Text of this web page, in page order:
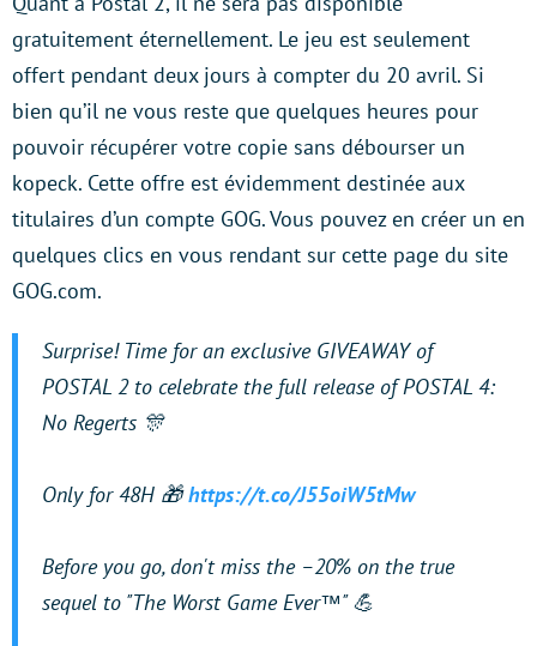
gratuitement éternellement. Le jeu est seulement
offert pendant deux jours à compter du 20 avril. Si
bien qu’il ne vous reste que quelques heures pour
pouvoir récupérer votre copie sans débourser un
kopeck. Cette offre est évidemment destinée aux
titulaires d’un compte GOG. Vous pouvez en créer un en
quelques clics en vous rendant sur cette page du site
GOG.com.
Surprise! Time for an exclusive GIVEAWAY of
POSTAL 2 to celebrate the full release of POSTAL 4:
No Regerts 🎊
Only for 48H 🎁https://t.co/J55oiW5tMw
Before you go, don't miss the –20% on the true
sequel to "The Worst Game Ever™" 💪